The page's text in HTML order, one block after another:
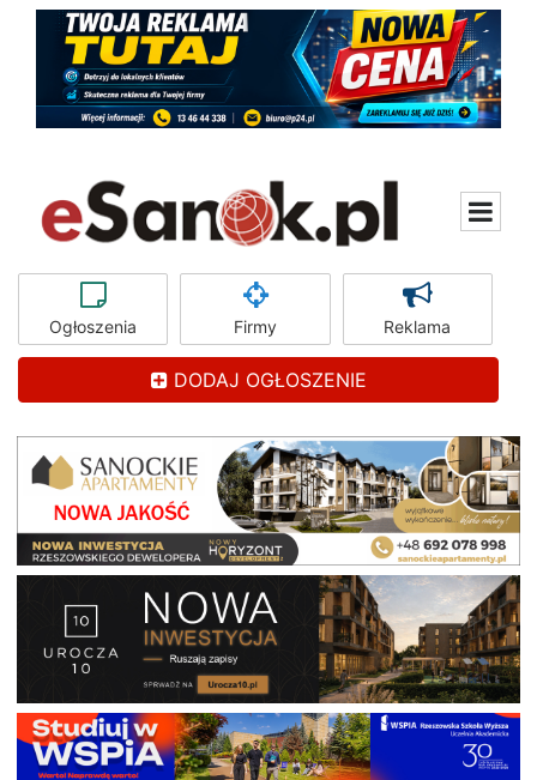
Ogłoszenia Firmy Reklama
DODAJ OGŁOSZENIE